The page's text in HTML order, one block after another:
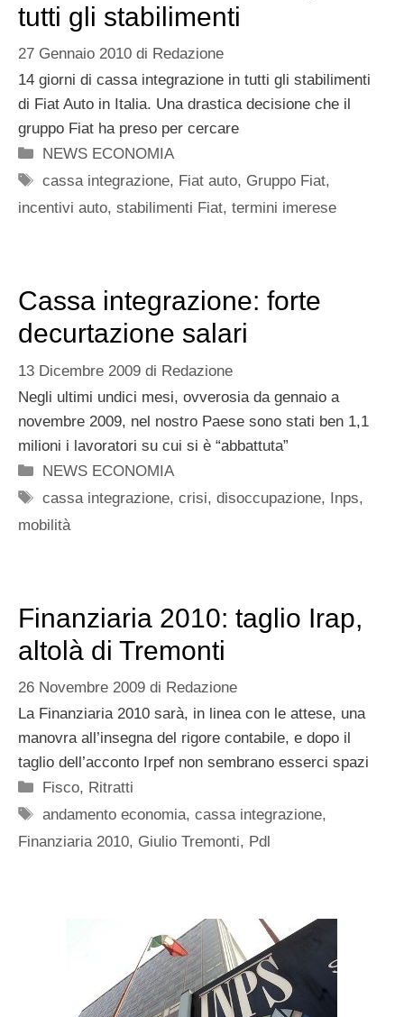
tutti gli stabilimenti
27 Gennaio 2010 di Redazione
14 giorni di cassa integrazione in tutti gli stabilimenti
di Fiat Auto in Italia. Una drastica decisione che il
gruppo Fiat ha preso per cercare
Categorie
NEWS ECONOMIA
Tag
cassa integrazione, Fiat auto, Gruppo Fiat,
incentivi auto, stabilimenti Fiat, termini imerese
Cassa integrazione: forte
decurtazione salari
13 Dicembre 2009 di Redazione
Negli ultimi undici mesi, ovverosia da gennaio a
novembre 2009, nel nostro Paese sono stati ben 1,1
milioni i lavoratori su cui si è “abbattuta”
Categorie
NEWS ECONOMIA
Tag
cassa integrazione,crisi,disoccupazione, Inps,
mobilità
Finanziaria 2010: taglio Irap,
altolà di Tremonti
26 Novembre 2009 di Redazione
La Finanziaria 2010 sarà, in linea con le attese, una
manovra all’insegna del rigore contabile, e dopo il
taglio dell’acconto Irpef non sembrano esserci spazi
Categorie
Fisco, Ritratti
Tag
andamento economia,cassa integrazione,
Finanziaria 2010, Giulio Tremonti, Pdl